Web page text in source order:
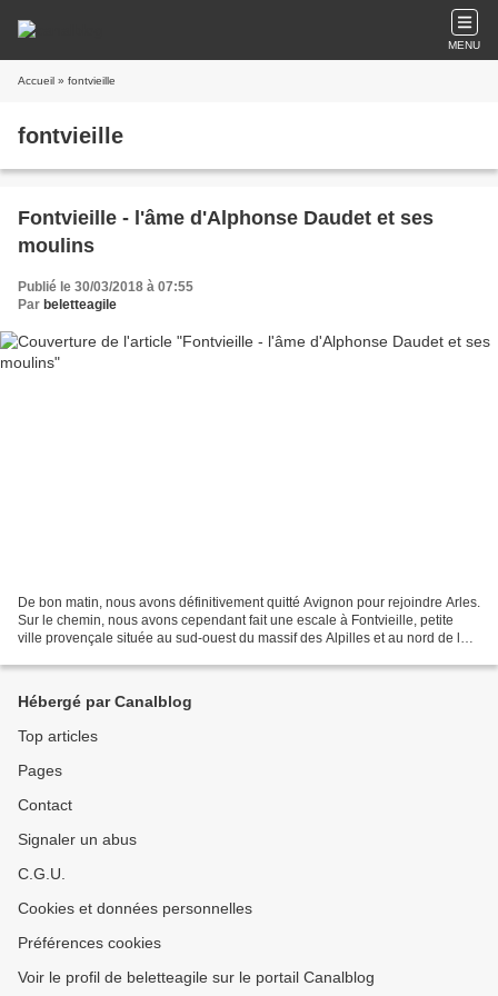
MENU
Accueil » fontvieille
fontvieille
Fontvieille - l'âme d'Alphonse Daudet et ses
moulins
Publié le 30/03/2018 à 07:55
Par beletteagile
De bon matin, nous avons définitivement quitté Avignon pour rejoindre Arles.
Sur le chemin, nous avons cependant fait une escale à Fontvieille, petite
ville provençale située au sud-ouest du massif des Alpilles et au nord de la
Hébergé par Canalblog
Top articles
Pages
Contact
Signaler un abus
C.G.U.
Cookies et données personnelles
Préférences cookies
Voir le profil de beletteagile sur le portail Canalblog